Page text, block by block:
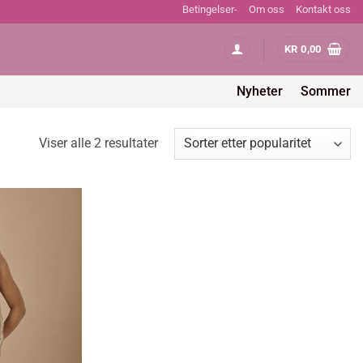
Betingelser- Om oss Kontakt oss
KR 0,00
Nyheter Sommer
Viser alle 2 resultaterSortert
etter